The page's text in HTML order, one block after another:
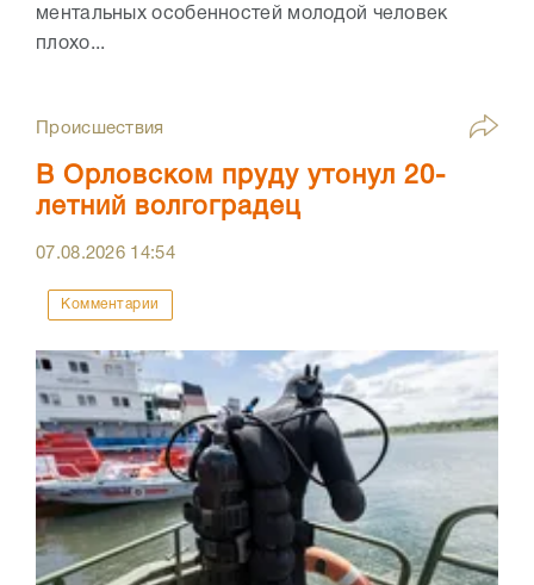
ментальных особенностей молодой человек
плохо...
Происшествия
В Орловском пруду утонул 20-
летний волгоградец
07.08.2026 14:54
Комментарии